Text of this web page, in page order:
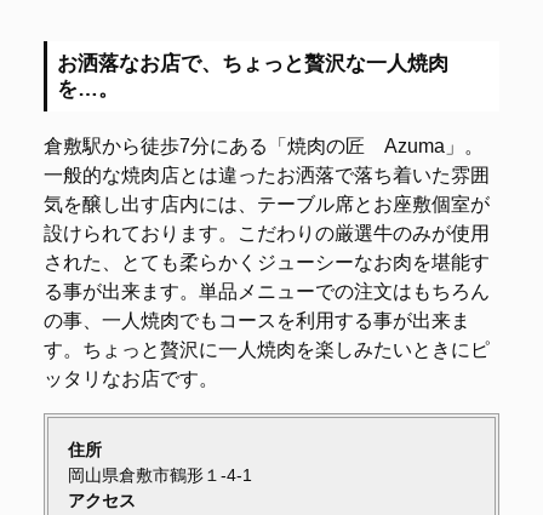
お洒落なお店で、ちょっと贅沢な一人焼肉
を…。
倉敷駅から徒歩7分にある「焼肉の匠 Azuma」。
一般的な焼肉店とは違ったお洒落で落ち着いた雰囲
気を醸し出す店内には、テーブル席とお座敷個室が
設けられております。こだわりの厳選牛のみが使用
された、とても柔らかくジューシーなお肉を堪能す
る事が出来ます。単品メニューでの注文はもちろん
の事、一人焼肉でもコースを利用する事が出来ま
す。ちょっと贅沢に一人焼肉を楽しみたいときにピ
ッタリなお店です。
住所
岡山県倉敷市鶴形１-4-1
アクセス